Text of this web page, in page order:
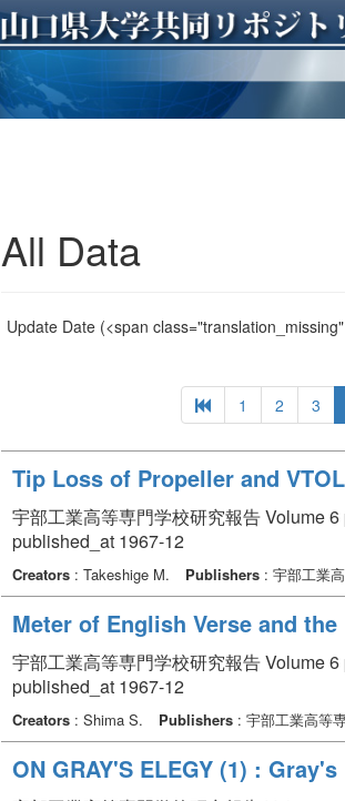
All Data
Update Date(<span
1 2 3
Tip Loss of Propeller and
宇部工業高等専門学校研究報告 Volume 6
published_at 1967-12
Creators: Takeshige M. Publishers: 宇部工業
Meter of English Verse and the
宇部工業高等専門学校研究報告 Volume 6
published_at 1967-12
Creators: Shima S. Publishers: 宇部工業高等
ON GRAY'S ELEGY (1) :